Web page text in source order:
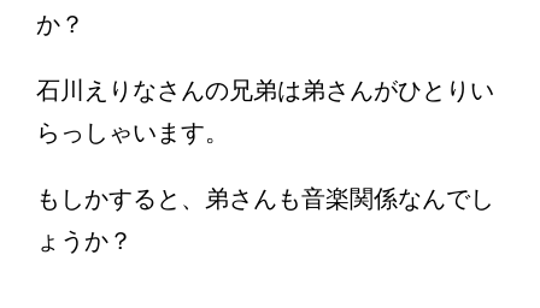
か？
石川えりなさんの兄弟は弟さんがひとりい
らっしゃいます。
もしかすると、弟さんも音楽関係なんでし
ょうか？